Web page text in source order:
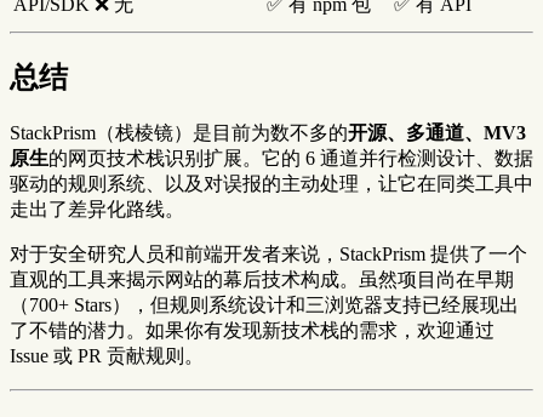
API/SDK ❌ 无 ✅ 有 npm 包 ✅ 有 API
总结
StackPrism（栈棱镜）是目前为数不多的开源、多通道、MV3
原生的网页技术栈识别扩展。它的 6 通道并行检测设计、数据
驱动的规则系统、以及对误报的主动处理，让它在同类工具中
走出了差异化路线。
对于安全研究人员和前端开发者来说，StackPrism 提供了一个
直观的工具来揭示网站的幕后技术构成。虽然项目尚在早期
（700+ Stars），但规则系统设计和三浏览器支持已经展现出
了不错的潜力。如果你有发现新技术栈的需求，欢迎通过
Issue 或 PR 贡献规则。